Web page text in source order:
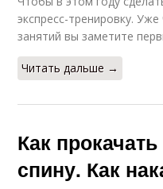
экспресс-тренировку.
занятий вы заметите
Читать дальше →
Как
спину. Как